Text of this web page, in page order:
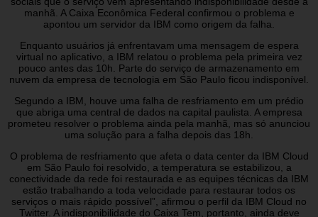
manhã. A Caixa Econômica Federal confirmou o problema e
apontou um servidor da IBM como origem da falha.
Enquanto usuários já enfrentavam uma mensagem de espera
virtual no aplicativo, a IBM relatou o problema pela primeira vez
pouco antes das 10h. Parte do serviço de armazenamento em
nuvem da empresa de tecnologia em São Paulo ficou indisponível.
Segundo a IBM, houve uma falha de resfriamento em um prédio
que abriga uma central de dados na capital paulista. A empresa
prometeu resolver o problema ainda pela manhã, mas só anunciou
uma solução para a falha depois das 18h.
O problema de resfriamento que afeta o data center da IBM Cloud
em São Paulo foi resolvido, a temperatura se estabilizou, a
conectividade da rede foi restaurada e as equipes técnicas da IBM
estão trabalhando a toda velocidade para restaurar todos os
serviços o mais rápido possível”, afirmou o perfil da IBM Cloud no
Twitter. A indisponibilidade do Caixa Tem, portanto, ainda deve